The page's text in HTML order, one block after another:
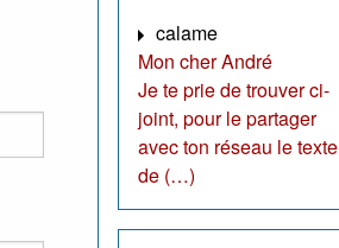
calame
Mon cher André
Je te prie de trouver ci-
joint, pour le partager
avec ton réseau le texte
de (…)